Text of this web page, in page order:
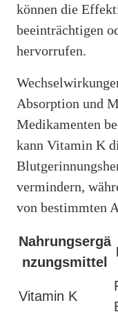
können die
beeinträchtigen
hervorrufen.
Absorption und
Medikamenten
kann Vitamin K
vermindern,
von bestimmten
Nahrungsergä
nzungsmittel
Vitamin K